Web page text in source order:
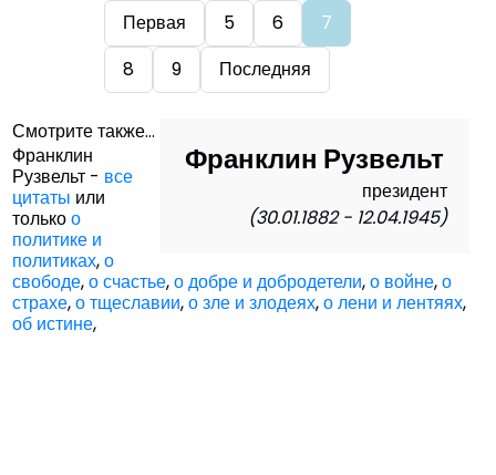
Первая 5 6
7
8
9 Последняя
Франклин Рузвельт
президент
(30.01.1882 - 12.04.1945)
Смотрите также...
Франклин
Рузвельт - все
цитаты или
толькоо
политике и
политиках,о
свободе,о счастье,о добре и добродетели,о войне,о
страхе,о тщеславии,о зле и злодеях,о лени и лентяях,
об истине,